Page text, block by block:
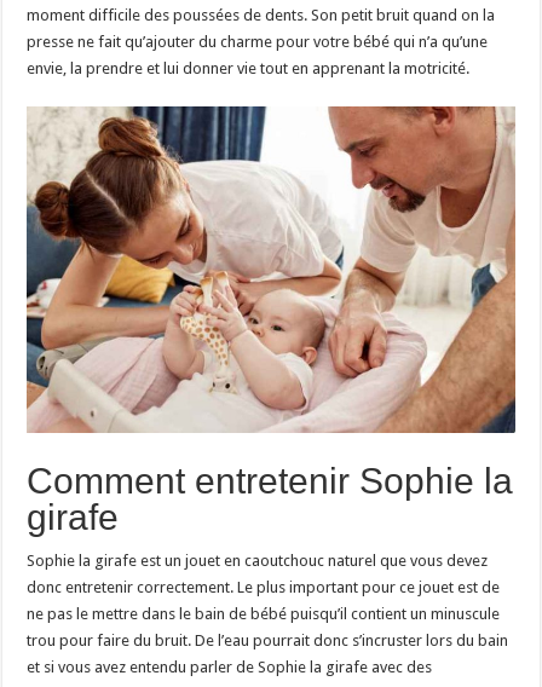
moment difficile des poussées de dents. Son petit bruit quand on la
presse ne fait qu’ajouter du charme pour votre bébé qui n’a qu’une
envie, la prendre et lui donner vie tout en apprenant la motricité.
Comment entretenir Sophie la
girafe
Sophie la girafe est un jouet en caoutchouc naturel que vous devez
donc entretenir correctement. Le plus important pour ce jouet est de
ne pas le mettre dans le bain de bébé puisqu’il contient un minuscule
trou pour faire du bruit. De l’eau pourrait donc s’incruster lors du bain
et si vous avez entendu parler de Sophie la girafe avec des